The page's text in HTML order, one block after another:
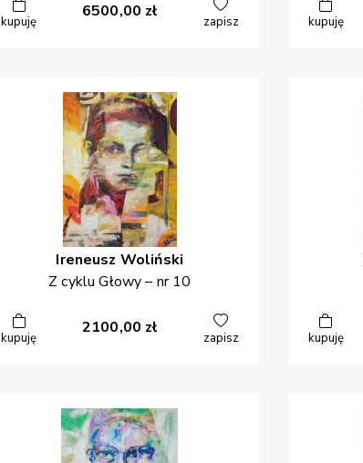
kupuję
6500,00 zł
zapisz kupuję
Ireneusz Woliński
Z cyklu Głowy – nr 10
kupuję
2100,00 zł
zapisz kupuję